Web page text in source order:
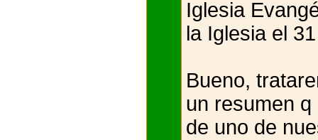
Iglesia
la Iglesia el
Bueno,
un resumen
de uno de